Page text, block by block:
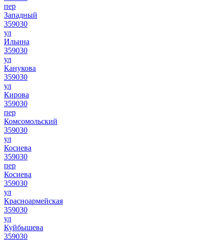
пер
Западный
359030
ул
Ильина
359030
ул
Канукова
359030
ул
Кирова
359030
пер
Комсомольский
359030
ул
Косиева
359030
пер
Косиева
359030
ул
Красноармейская
359030
ул
Куйбышева
359030